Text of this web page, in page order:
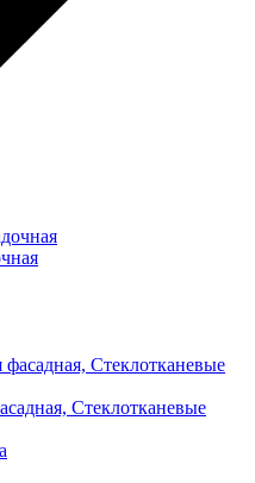
Стеклотканевые